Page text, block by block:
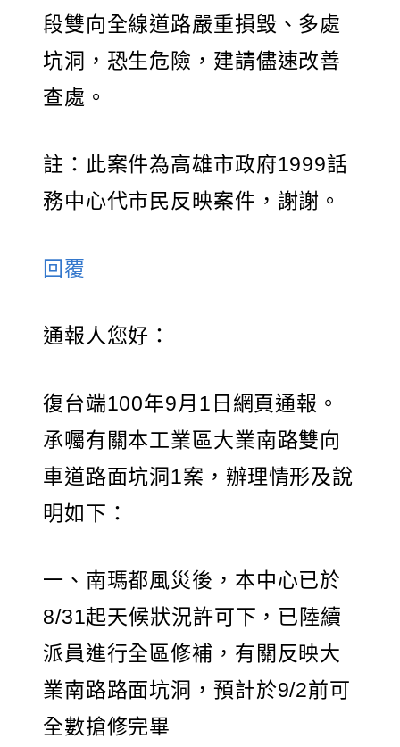
段雙向全線道路嚴重損毀、多處
坑洞，恐生危險，建請儘速改善
查處。
註：此案件為高雄市政府1999話
務中心代市民反映案件，謝謝。
回覆
通報人您好：
復台端100年9月1日網頁通報。
承囑有關本工業區大業南路雙向
車道路面坑洞1案，辦理情形及說
明如下：
一、南瑪都風災後，本中心已於
8/31起天候狀況許可下，已陸續
派員進行全區修補，有關反映大
業南路路面坑洞，預計於9/2前可
全數搶修完畢